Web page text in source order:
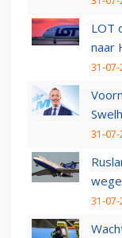
LOT
naar
31-07-
31-07-
31-07-